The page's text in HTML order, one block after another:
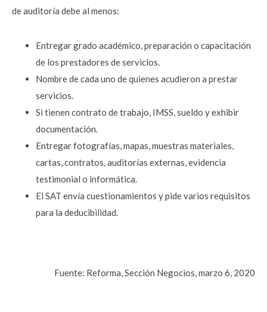
de auditoría debe al menos:
Entregar grado académico, preparación o capacitación
de los prestadores de servicios.
Nombre de cada uno de quienes acudieron a prestar
servicios.
Si tienen contrato de trabajo, IMSS, sueldo y exhibir
documentación.
Entregar fotografías, mapas, muestras materiales,
cartas, contratos, auditorías externas, evidencia
testimonial o informática.
El SAT envía cuestionamientos y pide varios requisitos
para la deducibilidad.
Fuente: Reforma, Sección Negocios, marzo 6, 2020